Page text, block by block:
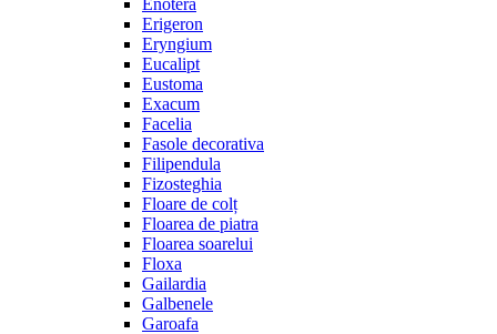
Enotera
Erigeron
Eryngium
Eucalipt
Eustoma
Exacum
Facelia
Fasole decorativa
Filipendula
Fizosteghia
Floare de colț
Floarea de piatra
Floarea soarelui
Floxa
Gailardia
Galbenele
Garoafa